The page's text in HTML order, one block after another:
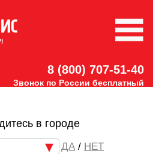
8 (800) 707-51-40
Звонок по России бесплатный
в городе
/ НЕТ